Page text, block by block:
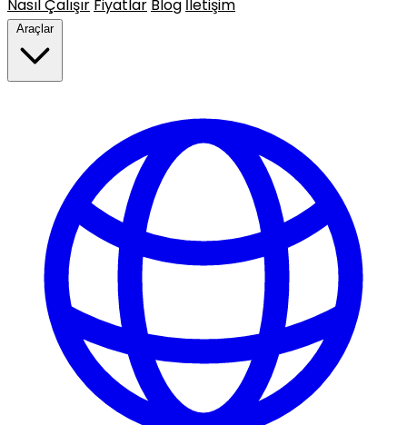
Nasıl Çalışır Fiyatlar Blog İletişim
Araçlar